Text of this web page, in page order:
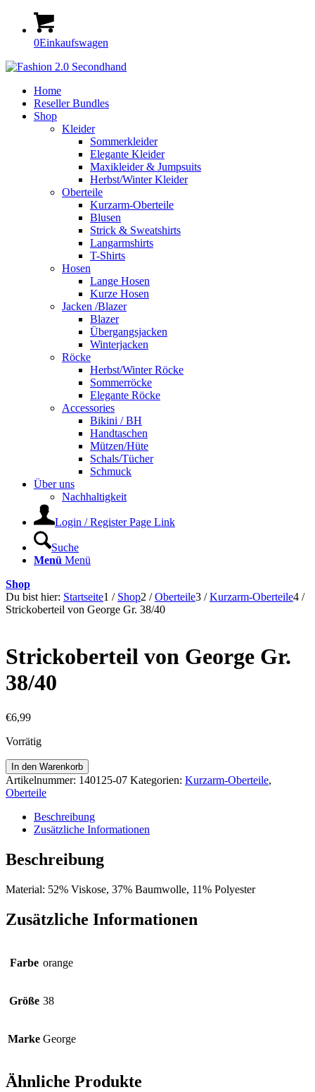
0Einkaufswagen
Home
Reseller Bundles
Shop
Kleider
Sommerkleider
Elegante Kleider
Maxikleider & Jumpsuits
Herbst/Winter Kleider
Oberteile
Kurzarm-Oberteile
Blusen
Strick & Sweatshirts
Langarmshirts
T-Shirts
Hosen
Lange Hosen
Kurze Hosen
Jacken /Blazer
Blazer
Übergangsjacken
Winterjacken
Röcke
Herbst/Winter Röcke
Sommerröcke
Elegante Röcke
Accessories
Bikini / BH
Handtaschen
Mützen/Hüte
Schals/Tücher
Schmuck
Über uns
Nachhaltigkeit
Login / Register Page Link
Suche
Menü Menü
Shop
Du bist hier: Startseite1 / Shop2 / Oberteile3 / Kurzarm-Oberteile4 /
Strickoberteil von George Gr. 38/40
Strickoberteil von George Gr.
38/40
€6,99
Vorrätig
Strickoberteil
von
George
38/40
Menge
In den Warenkorb
Artikelnummer: 140125-07 Kategorien: Kurzarm-Oberteile,
Oberteile
Beschreibung
Zusätzliche Informationen
Beschreibung
Material: 52% Viskose, 37% Baumwolle, 11% Polyester
Zusätzliche Informationen
Farbe orange
Größe 38
Marke George
Ähnliche Produkte